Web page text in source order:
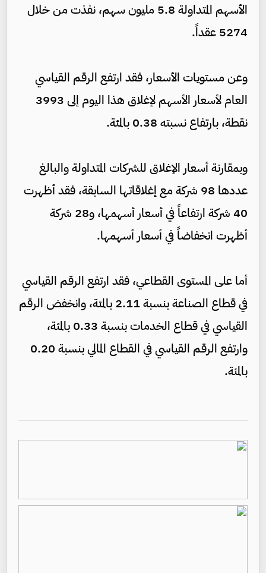
الأسهم المتداولة 5.8 مليون سهم، نفذت من خلال
5274 عقداً.
وعن مستويات الأسعار، فقد ارتفع الرقم القياسي
العام لأسعار الأسهم لإغلاق هذا اليوم إلى 3993
نقطة، بارتفاع نسبته 0.38 بالمئة.
وبمقارنة أسعار الإغلاق للشركات المتداولة والبالغ
عددها 98 شركة مع إغلاقاتها السابقة، فقد أظهرت
40 شركة ارتفاعاً في أسعار أسهمها، و28 شركة
أظهرت انخفاضاً في أسعار أسهمها.
أما على المستوى القطاعي، فقد ارتفع الرقم القياسي
في قطاع الصناعة بنسبة 2.11 بالمئة، وانخفض الرقم
القياسي في قطاع الخدمات بنسبة 0.33 بالمئة،
وارتفع الرقم القياسي في القطاع المالي بنسبة 0.20
بالمئة.